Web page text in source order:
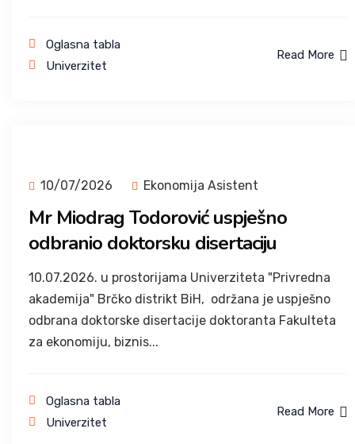
Oglasna tabla
Univerzitet
Read More
10/07/2026 Ekonomija Asistent
Mr Miodrag Todorović uspješno
odbranio doktorsku disertaciju
10.07.2026. u prostorijama Univerziteta "Privredna
akademija" Brčko distrikt BiH, održana je uspješno
odbrana doktorske disertacije doktoranta Fakulteta
za ekonomiju, biznis...
Oglasna tabla
Univerzitet
Read More